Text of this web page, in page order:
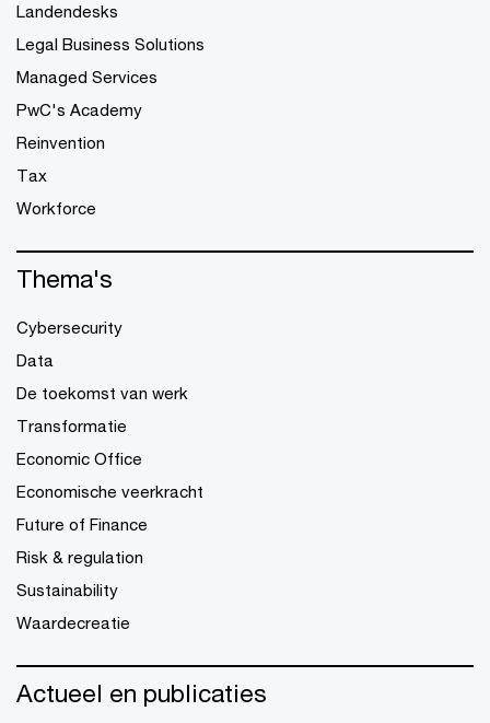
Landendesks
Legal Business Solutions
Managed Services
PwC's Academy
Reinvention
Tax
Workforce
Thema's
Cybersecurity
Data
De toekomst van werk
Transformatie
Economic Office
Economische veerkracht
Future of Finance
Risk & regulation
Sustainability
Waardecreatie
Actueel en publicaties